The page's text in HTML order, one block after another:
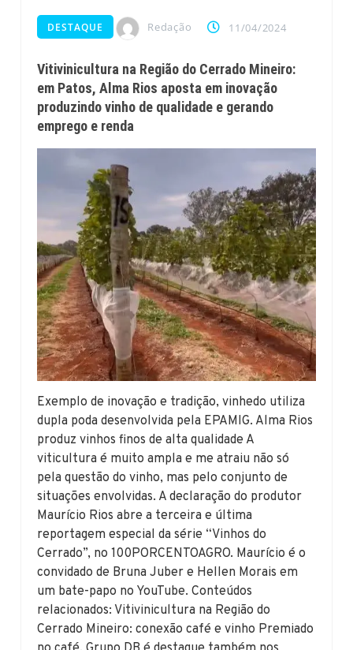
DESTAQUE Redação 11/04/2024
Vitivinicultura na Região do Cerrado Mineiro:
em Patos, Alma Rios aposta em inovação
produzindo vinho de qualidade e gerando
emprego e renda
Exemplo de inovação e tradição, vinhedo utiliza
dupla poda desenvolvida pela EPAMIG. Alma Rios
produz vinhos finos de alta qualidade A
viticultura é muito ampla e me atraiu não só
pela questão do vinho, mas pelo conjunto de
situações envolvidas. A declaração do produtor
Maurício Rios abre a terceira e última
reportagem especial da série “Vinhos do
Cerrado”, no 100PORCENTOAGRO. Maurício é o
convidado de Bruna Juber e Hellen Morais em
um bate-papo no YouTube. Conteúdos
relacionados: Vitivinicultura na Região do
Cerrado Mineiro: conexão café e vinho Premiado